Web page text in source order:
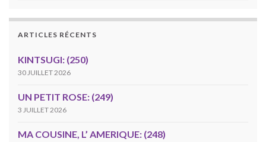
ARTICLES RÉCENTS
KINTSUGI: (250)
30 JUILLET 2026
UN PETIT ROSE: (249)
3 JUILLET 2026
MA COUSINE, L’ AMERIQUE: (248)